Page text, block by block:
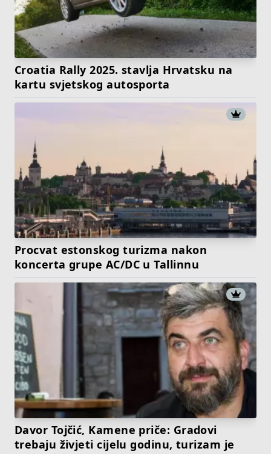
Croatia Rally 2025. stavlja Hrvatsku na
kartu svjetskog autosporta
Procvat estonskog turizma nakon
koncerta grupe AC/DC u Tallinnu
Davor Tojčić, Kamene priče: Gradovi
trebaju živjeti cijelu godinu, turizam je